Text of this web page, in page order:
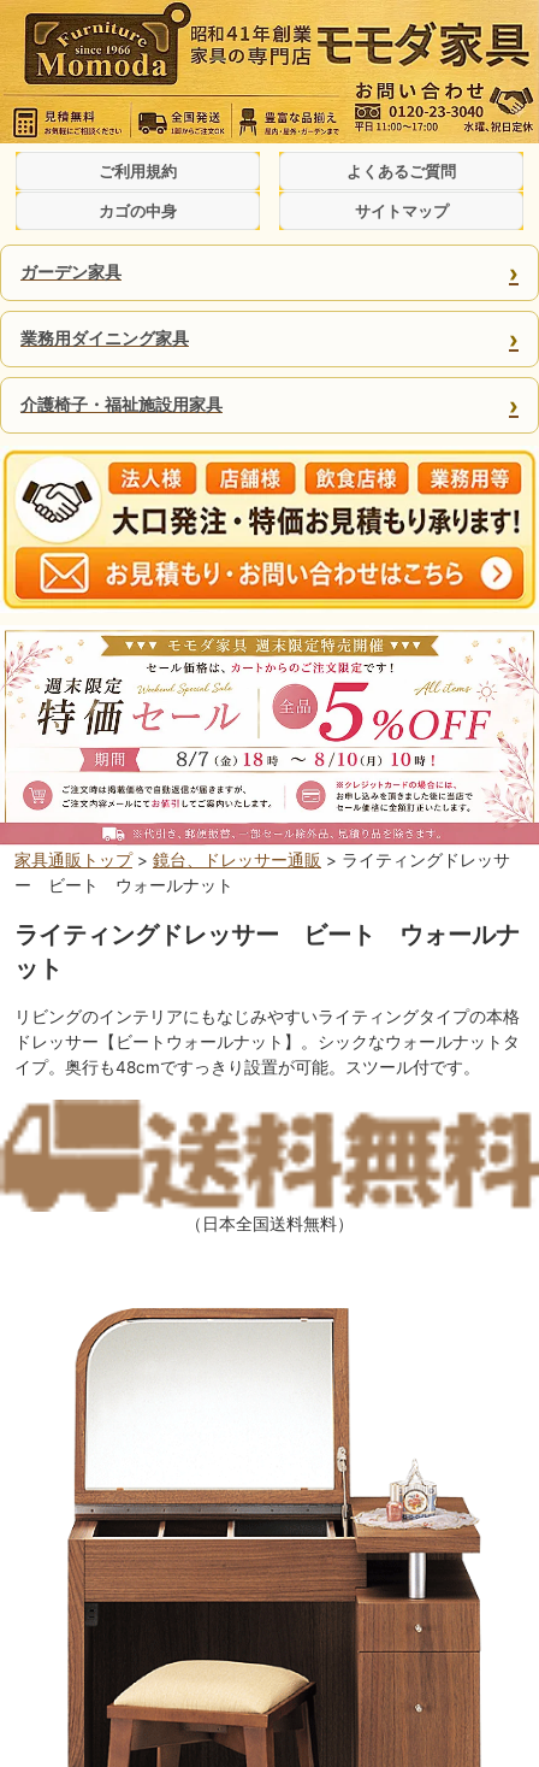
ご利用規約 よくあるご質問
カゴの中身 サイトマップ
ガーデン家具 ›
業務用ダイニング家具 ›
介護椅子・福祉施設用家具 ›
家具通販トップ> 鏡台、ドレッサー通販 > ライティングドレッサ
ー ビート ウォールナット
ライティングドレッサー ビート ウォールナ
ット
リビングのインテリアにもなじみやすいライティングタイプの本格
ドレッサー【ビートウォールナット】。シックなウォールナットタ
イプ。奥行も48cmですっきり設置が可能。スツール付です。
（日本全国送料無料）